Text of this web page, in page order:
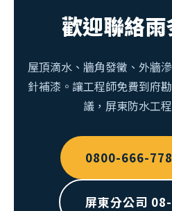
歡迎聯絡
屋頂滴水、牆角發黴、外牆
針補漆。讓工程師免費到府
議，屏東防水工
0800-666-
屏東分公司